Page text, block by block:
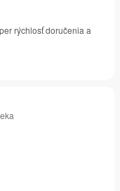
rýchlosť doručenia a